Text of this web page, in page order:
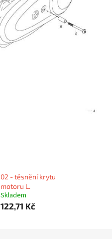
02 - těsnění krytu
motoru L.
Skladem
122,71 Kč